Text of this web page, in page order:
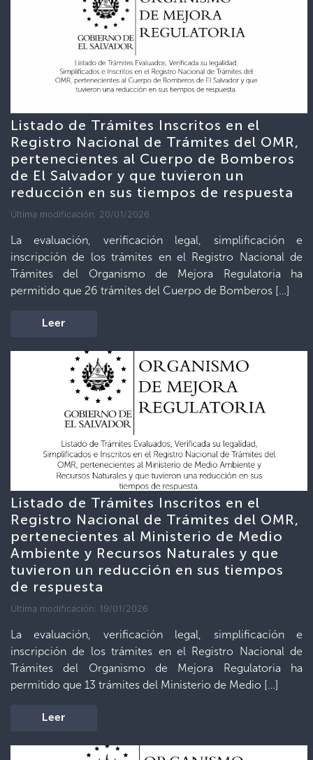
Listado de Trámites Inscritos en el
Registro Nacional de Trámites del OMR,
pertenecientes al Cuerpo de Bomberos
de El Salvador y que tuvieron un
reducción en sus tiempos de respuesta
Última modificación: 20/01/2026
La evaluación, verificación legal, simplificación e
inscripción de los trámites en el Registro Nacional de
Trámites del Organismo de Mejora Regulatoria ha
permitido que 26 trámites del Cuerpo de Bomberos […]
Leer
Listado de Trámites Inscritos en el
Registro Nacional de Trámites del OMR,
pertenecientes al Ministerio de Medio
Ambiente y Recursos Naturales y que
tuvieron un reducción en sus tiempos
de respuesta
Última modificación: 19/01/2026
La evaluación, verificación legal, simplificación e
inscripción de los trámites en el Registro Nacional de
Trámites del Organismo de Mejora Regulatoria ha
permitido que 13 trámites del Ministerio de Medio […]
Leer